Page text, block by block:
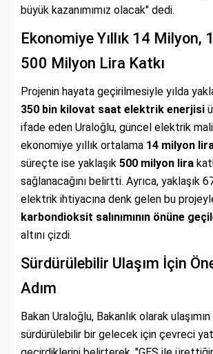
büyük kazanımımız olacak" dedi.
Ekonomiye Yıllık 14 Milyon,
500 Milyon Lira Katkı
Projenin hayata geçirilmesiyle yılda
350 bin kilovat saat elektrik enerjisi
ifade eden Uraloğlu, güncel elektrik
ekonomiye yıllık ortalama 14 milyon
süreçte ise yaklaşık 500 milyon lira
sağlanacağını belirtti. Ayrıca, yaklaşık
elektrik ihtiyacına denk gelen bu
karbondioksit salınımının önüne
altını çizdi.
Sürdürülebilir Ulaşım İçin
Adım
Bakan Uraloğlu, Bakanlık olarak
sürdürülebilir bir gelecek için çevreci